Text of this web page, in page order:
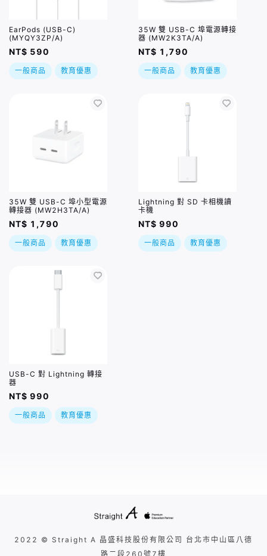
EarPods (USB-C)
(MYQY3ZP/A)
NT$ 590
一般商品 教育優惠
35W 雙 USB-C 埠電源轉接
器 (MW2K3TA/A)
NT$ 1,790
一般商品 教育優惠
35W 雙 USB-C 埠小型電源
轉接器 (MW2H3TA/A)
NT$ 1,790
一般商品 教育優惠
Lightning 對 SD 卡相機讀
卡機
NT$ 990
一般商品 教育優惠
USB-C 對 Lightning 轉接
器
NT$ 990
一般商品 教育優惠
2022 © Straight A 晶盛科技股份有限公司 台北市中山區八德
路二段260號7樓